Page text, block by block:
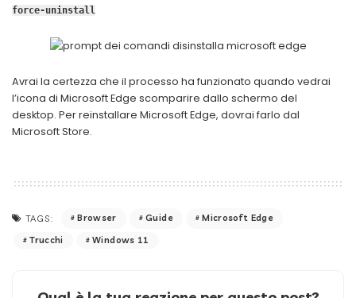
force-uninstall
Avrai la certezza che il processo ha funzionato quando vedrai
l’icona di Microsoft Edge scomparire dallo schermo del
desktop. Per reinstallare Microsoft Edge, dovrai farlo dal
Microsoft Store.
TAGS: Browser Guide
Microsoft Edge
Trucchi
Windows 11